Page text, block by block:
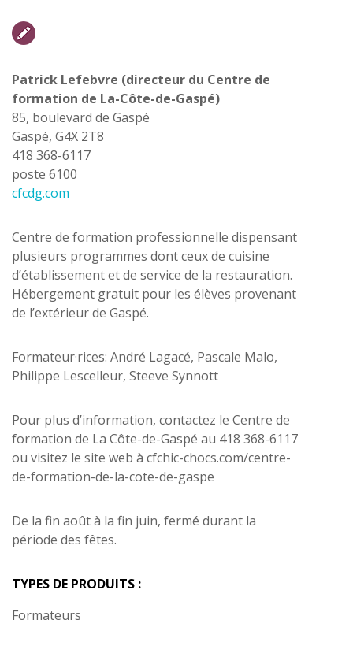
Patrick Lefebvre (directeur du Centre de
formation de La-Côte-de-Gaspé)
85, boulevard de Gaspé
Gaspé, G4X 2T8
418 368-6117
poste 6100
cfcdg.com
Centre de formation professionnelle dispensant
plusieurs programmes dont ceux de cuisine
d’établissement et de service de la restauration.
Hébergement gratuit pour les élèves provenant
de l’extérieur de Gaspé.
Formateur·rices: André Lagacé, Pascale Malo,
Philippe Lescelleur, Steeve Synnott
Pour plus d’information, contactez le Centre de
formation de La Côte-de-Gaspé au 418 368-6117
ou visitez le site web à cfchic-chocs.com/centre-
de-formation-de-la-cote-de-gaspe
De la fin août à la fin juin, fermé durant la
période des fêtes.
TYPES DE PRODUITS :
Formateurs